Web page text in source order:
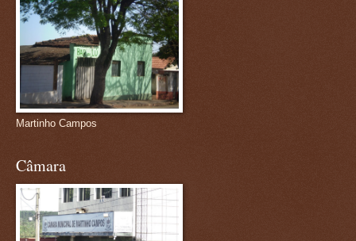
Martinho Campos
Câmara